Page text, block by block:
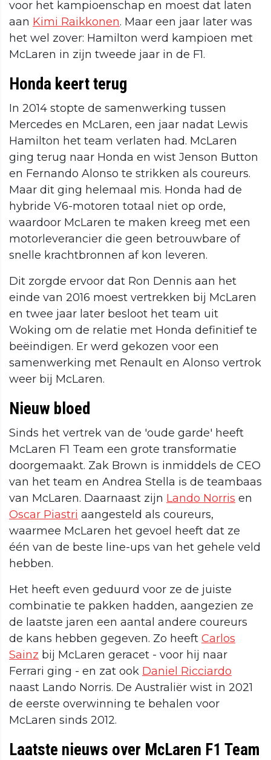
voor het kampioenschap en moest dat laten
aan Kimi Raikkonen. Maar een jaar later was
het wel zover: Hamilton werd kampioen met
McLaren in zijn tweede jaar in de F1.
Honda keert terug
In 2014 stopte de samenwerking tussen
Mercedes en McLaren, een jaar nadat Lewis
Hamilton het team verlaten had. McLaren
ging terug naar Honda en wist Jenson Button
en Fernando Alonso te strikken als coureurs.
Maar dit ging helemaal mis. Honda had de
hybride V6-motoren totaal niet op orde,
waardoor McLaren te maken kreeg met een
motorleverancier die geen betrouwbare of
snelle krachtbronnen af kon leveren.
Dit zorgde ervoor dat Ron Dennis aan het
einde van 2016 moest vertrekken bij McLaren
en twee jaar later besloot het team uit
Woking om de relatie met Honda definitief te
beëindigen. Er werd gekozen voor een
samenwerking met Renault en Alonso vertrok
weer bij McLaren.
Nieuw bloed
Sinds het vertrek van de 'oude garde' heeft
McLaren F1 Team een grote transformatie
doorgemaakt. Zak Brown is inmiddels de CEO
van het team en Andrea Stella is de teambaas
van McLaren. Daarnaast zijn Lando Norris en
Oscar Piastri aangesteld als coureurs,
waarmee McLaren het gevoel heeft dat ze
één van de beste line-ups van het gehele veld
hebben.
Het heeft even geduurd voor ze de juiste
combinatie te pakken hadden, aangezien ze
de laatste jaren een aantal andere coureurs
de kans hebben gegeven. Zo heeft Carlos
Sainz bij McLaren geracet - voor hij naar
Ferrari ging - en zat ook Daniel Ricciardo
naast Lando Norris. De Australiër wist in 2021
de eerste overwinning te behalen voor
McLaren sinds 2012.
Laatste nieuws over McLaren F1 Team